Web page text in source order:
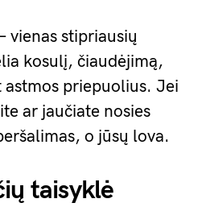
vienas stipriausių
kosulį, čiaudėjimą,
priepuolius. Jei
ar jaučiate nosies
o jūsų lova.
taisyklė